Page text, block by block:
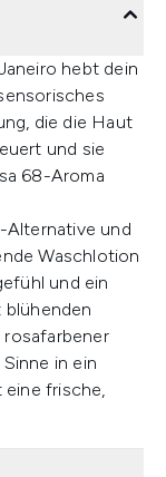
hebt dein
die die Haut
und sie
68-Aroma
Alternative und
Waschlotion
und ein
blühenden
rosafarbener
in ein
eine frische,